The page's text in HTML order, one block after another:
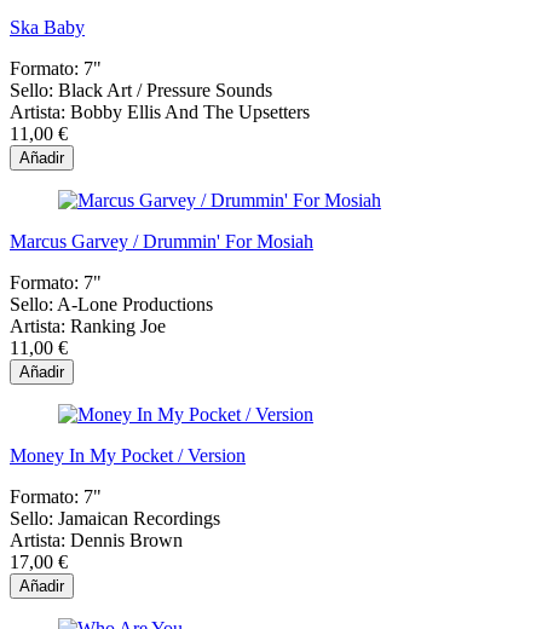
Ska Baby
Formato: 7"
Sello: Black Art / Pressure Sounds
Artista: Bobby Ellis And The Upsetters
11,00 €
Añadir
Marcus Garvey / Drummin' For Mosiah
Formato: 7"
Sello: A-Lone Productions
Artista: Ranking Joe
11,00 €
Añadir
Money In My Pocket / Version
Formato: 7"
Sello: Jamaican Recordings
Artista: Dennis Brown
17,00 €
Añadir